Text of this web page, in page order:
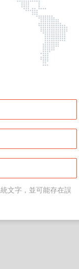
文字，並可能存在誤